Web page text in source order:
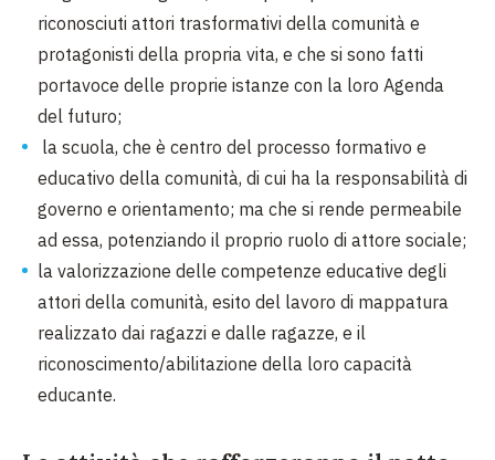
riconosciuti attori trasformativi della comunità e
protagonisti della propria vita, e che si sono fatti
portavoce delle proprie istanze con la loro Agenda
del futuro;
la scuola, che è centro del processo formativo e
educativo della comunità, di cui ha la responsabilità di
governo e orientamento; ma che si rende permeabile
ad essa, potenziando il proprio ruolo di attore sociale;
la valorizzazione delle competenze educative degli
attori della comunità, esito del lavoro di mappatura
realizzato dai ragazzi e dalle ragazze, e il
riconoscimento/abilitazione della loro capacità
educante.